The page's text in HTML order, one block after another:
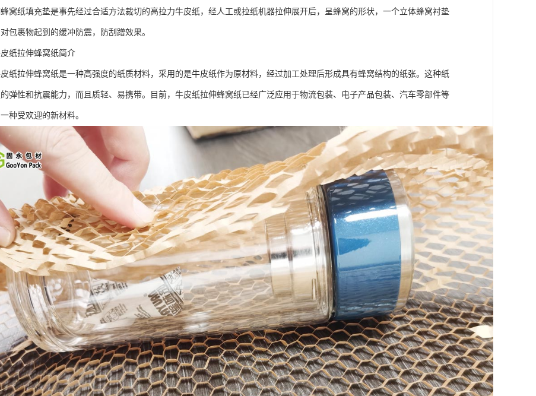
窝纸填充垫是事先经过合适方法裁切的高拉力牛皮纸，经人工或拉纸机器拉伸展开后，呈蜂窝的形状，一个立体蜂窝衬垫
包裹物起到的缓冲防震，防刮蹭效果。
纸拉伸蜂窝纸简介
皮纸拉伸蜂窝纸是一种高强度的纸质材料，采用的是牛皮纸作为原材料，经过加工处理后形成具有蜂窝结构的纸张。这种纸
弹性和抗震能力，而且质轻、易携带。目前，牛皮纸拉伸蜂窝纸已经广泛应用于物流包装、电子产品包装、汽车零部件等
种受欢迎的新材料。